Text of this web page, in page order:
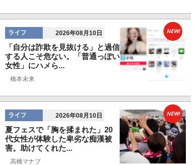
ライフ 2026年08月10日
「自分は詐欺を見抜ける」と過信
する人こそ危ない。「普通っぽい
女性」にハメら...
橋本未来
NEW!
ライフ 2026年08月10日
夏フェスで「胸を揉まれた」20
代女性が体験した卑劣な痴漢被
害。助けてくれた...
高橋マナブ
NEW!